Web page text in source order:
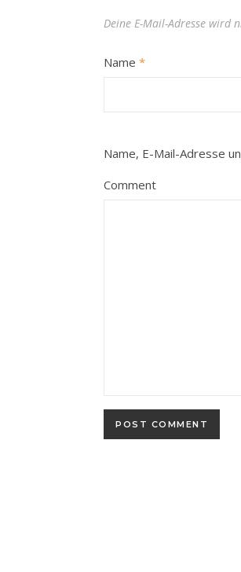
Deine E-Mail-Adresse wird
Name *
Name, E-Mail-Adresse
Comment